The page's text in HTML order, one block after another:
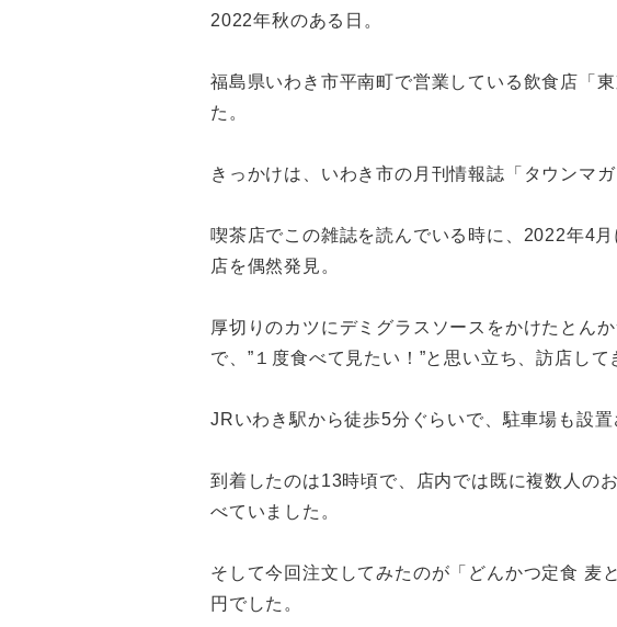
2022年秋のある日。
福島県いわき市平南町で営業している飲食店「
た。
きっかけは、いわき市の月刊情報誌「タウンマガ
喫茶店でこの雑誌を読んでいる時に、2022年4
店を偶然発見。
厚切りのカツにデミグラスソースをかけたとん
で、”１度食べて見たい！”と思い立ち、訪店して
JRいわき駅から徒歩5分ぐらいで、駐車場も設置
到着したのは13時頃で、店内では既に複数人の
べていました。
そして今回注文してみたのが「どんかつ定食 麦
円でした。